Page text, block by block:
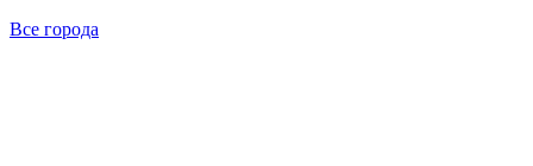
Все города